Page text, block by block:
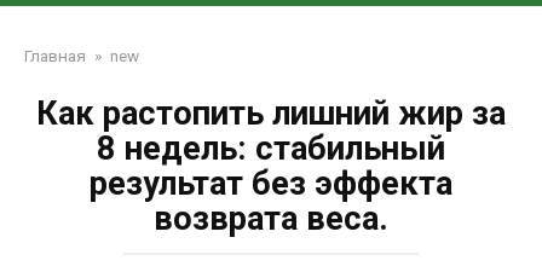
Главная » new
Как растопить лишний жир за
8 недель: стабильный
результат без эффекта
возврата веса.